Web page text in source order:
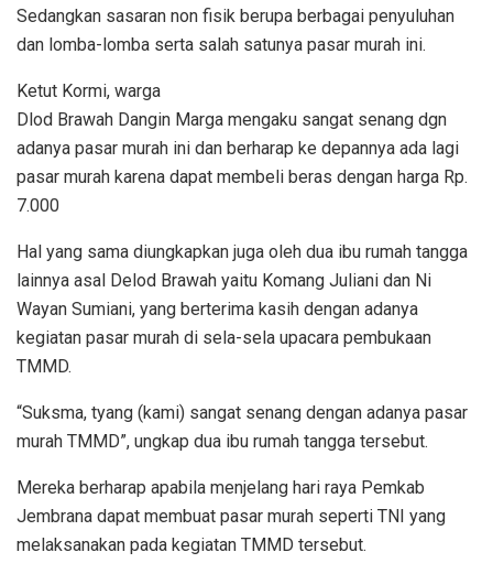
Sedangkan sasaran non fisik berupa berbagai penyuluhan
dan lomba-lomba serta salah satunya pasar murah ini.
Ketut Kormi, warga
Dlod Brawah Dangin Marga mengaku sangat senang dgn
adanya pasar murah ini dan berharap ke depannya ada lagi
pasar murah karena dapat membeli beras dengan harga Rp.
7.000
Hal yang sama diungkapkan juga oleh dua ibu rumah tangga
lainnya asal Delod Brawah yaitu Komang Juliani dan Ni
Wayan Sumiani, yang berterima kasih dengan adanya
kegiatan pasar murah di sela-sela upacara pembukaan
TMMD.
“Suksma, tyang (kami) sangat senang dengan adanya pasar
murah TMMD”, ungkap dua ibu rumah tangga tersebut.
Mereka berharap apabila menjelang hari raya Pemkab
Jembrana dapat membuat pasar murah seperti TNI yang
melaksanakan pada kegiatan TMMD tersebut.